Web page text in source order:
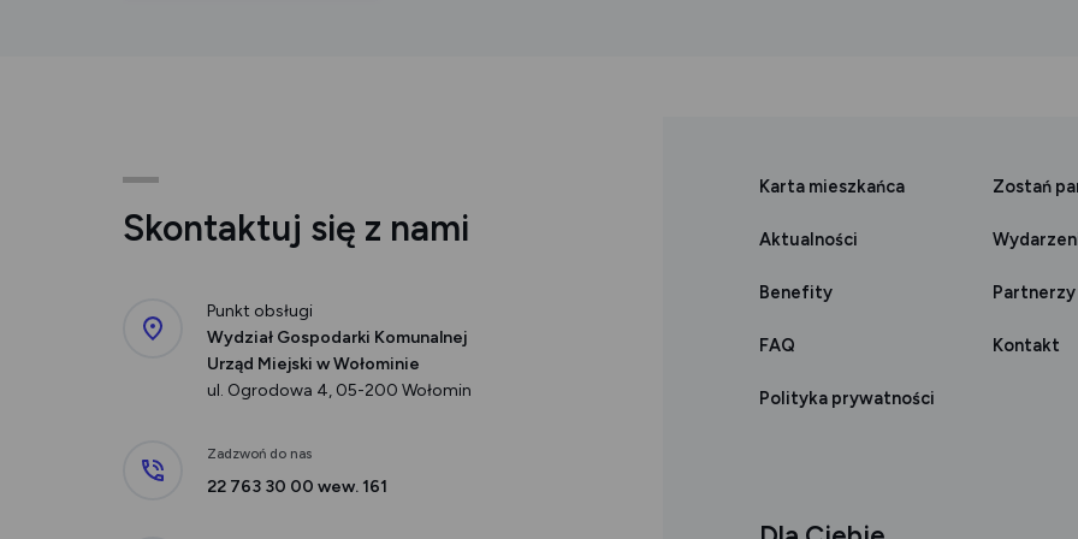
Skontaktuj się z nami
Punkt obsługi
Wydział Gospodarki Komunalnej
Urząd Miejski w Wołominie
ul. Ogrodowa 4, 05-200 Wołomin
Zadzwoń do nas
22 763 30 00 wew. 161
Karta mieszkańca Zostań
Aktualności
Benefity Partnerzy
FAQ Kontakt
Polityka prywatności